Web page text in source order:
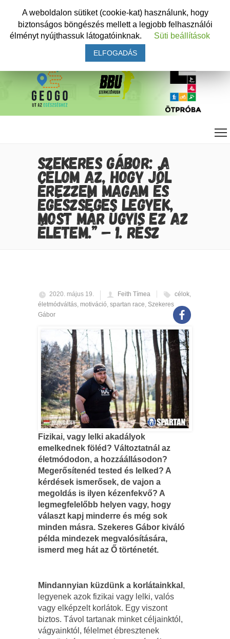
SZEKERES GÁBOR: „A
CÉLOM AZ, HOGY JÓL
ÉREZZEM MAGAM ÉS
EGÉSZSÉGES LEGYEK,
MOST MÁR ÚGYIS EZ AZ
ÉLETEM.” – 1. RÉSZ
2020. május 19. Feith Tímea célok,
életmódváltás, motiváció, spartan race, Szekeres
Gábor
Fizikai, vagy lelki akadályok
emelkednek föléd? Változtatnál az
életmódodon, a hozzáállásodon?
Megerősítenéd tested és lelked? A
kérdések ismerősek, de vajon a
megoldás is ilyen kézenfekvő? A
legmegfelelőbb helyen vagy, hogy
választ kapj minderre és még sok
minden másra. Szekeres Gábor kiváló
példa mindezek megvalósítására,
ismerd meg hát az Ő történetét.
Mindannyian küzdünk a korlátainkkal ,
legyenek azok fizikai vagy lelki, valós
vagy elképzelt korlátok. Egy viszont
biztos. Távol tartanak minket céljainktól,
vágyainktól, félelmet ébresztenek
A weboldalon sütiket (cookie-kat) használunk, hogy
biztonságos böngészés mellett a legjobb felhasználói
élményt nyújthassuk látogatóinknak.
Süti beállítások
ELFOGADÁS